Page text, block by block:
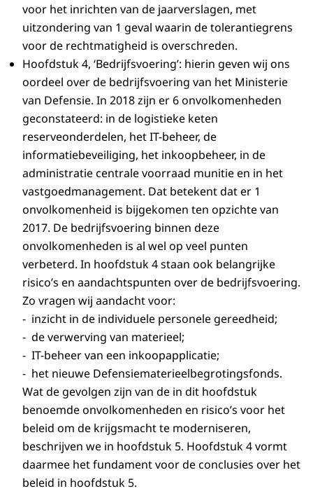
voor het inrichten van de jaarverslagen, met
uitzondering van 1 geval waarin de tolerantiegrens
voor de rechtmatigheid is overschreden.
Hoofdstuk 4, ‘Bedrijfsvoering’: hierin geven wij ons
oordeel over de bedrijfsvoering van het Ministerie
van Defensie. In 2018 zijn er 6 onvolkomenheden
geconstateerd: in de logistieke keten
reserveonderdelen, het IT-beheer, de
informatiebeveiliging, het inkoopbeheer, in de
administratie centrale voorraad munitie en in het
vastgoedmanagement. Dat betekent dat er 1
onvolkomenheid is bijgekomen ten opzichte van
2017. De bedrijfsvoering binnen deze
onvolkomenheden is al wel op veel punten
verbeterd. In hoofdstuk 4 staan ook belangrijke
risico’s en aandachtspunten over de bedrijfsvoering.
Zo vragen wij aandacht voor:
- inzicht in de individuele personele gereedheid;
- de verwerving van materieel;
- IT-beheer van een inkoopapplicatie;
- het nieuwe Defensiematerieelbegrotingsfonds.
​Wat de gevolgen zijn van de in dit hoofdstuk
benoemde onvolkomenheden en risico’s voor het
beleid om de krijgsmacht te moderniseren,
beschrijven we in hoofdstuk 5. Hoofdstuk 4 vormt
daarmee het fundament voor de conclusies over het
beleid in hoofdstuk 5.